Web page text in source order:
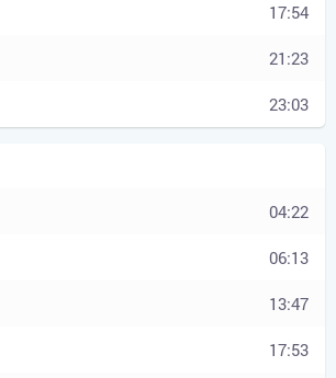
17:54
21:23
23:03
04:22
06:13
13:47
17:53